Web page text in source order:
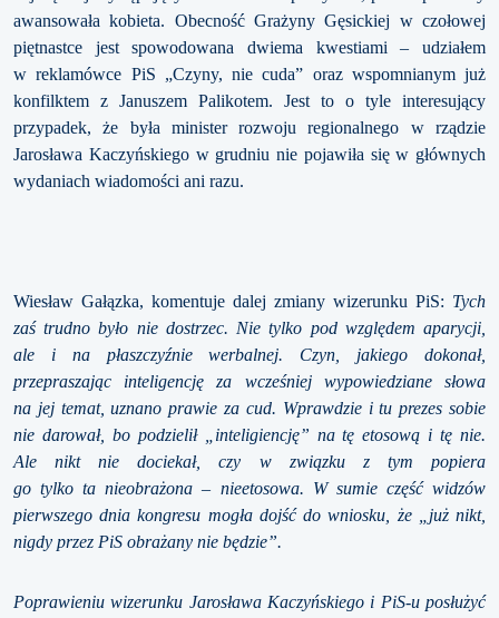
awansowała kobieta. Obecność Grażyny Gęsickiej w czołowej
piętnastce jest spowodowana dwiema kwestiami – udziałem
w reklamówce PiS „Czyny, nie cuda” oraz wspomnianym już
konfilktem z Januszem Palikotem. Jest to o tyle interesujący
przypadek, że była minister rozwoju regionalnego w rządzie
Jarosława Kaczyńskiego w grudniu nie pojawiła się w głównych
wydaniach wiadomości ani razu.
Wiesław Gałązka, komentuje dalej zmiany wizerunku PiS: Tych
zaś trudno było nie dostrzec. Nie tylko pod względem aparycji,
ale i na płaszczyźnie werbalnej. Czyn, jakiego dokonał,
przepraszając inteligencję za wcześniej wypowiedziane słowa
na jej temat, uznano prawie za cud. Wprawdzie i tu prezes sobie
nie darował, bo podzielił „inteligiencję” na tę etosową i tę nie.
Ale nikt nie dociekał, czy w związku z tym popiera
go tylko ta nieobrażona – nieetosowa. W sumie część widzów
pierwszego dnia kongresu mogła dojść do wniosku, że „już nikt,
nigdy przez PiS obrażany nie będzie”.
Poprawieniu wizerunku Jarosława Kaczyńskiego i PiS-u posłużyć